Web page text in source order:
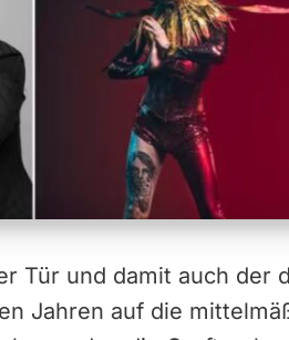
Tür und damit auch der
Jahren auf die